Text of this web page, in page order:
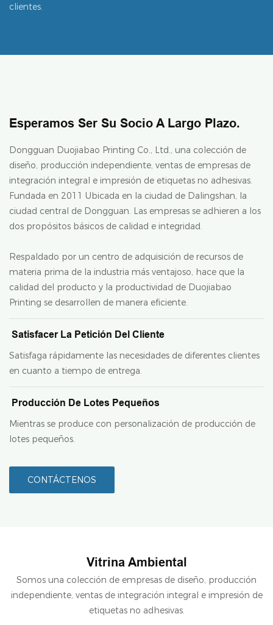
clientes.
Esperamos Ser Su Socio A Largo Plazo.
Dongguan Duojiabao Printing Co., Ltd., una colección de
diseño, producción independiente, ventas de empresas de
integración integral e impresión de etiquetas no adhesivas.
Fundada en 2011 Ubicada en la ciudad de Dalingshan, la
ciudad central de Dongguan. Las empresas se adhieren a los
dos propósitos básicos de calidad e integridad.
Respaldado por un centro de adquisición de recursos de
materia prima de la industria más ventajoso, hace que la
calidad del producto y la productividad de Duojiabao
Printing se desarrollen de manera eficiente.
Satisfacer La Petición Del Cliente
Satisfaga rápidamente las necesidades de diferentes clientes
en cuanto a tiempo de entrega.
Producción De Lotes Pequeños
Mientras se produce con personalización de producción de
lotes pequeños.
CONTÁCTENOS
Vitrina Ambiental
Somos una colección de empresas de diseño, producción
independiente, ventas de integración integral e impresión de
etiquetas no adhesivas.